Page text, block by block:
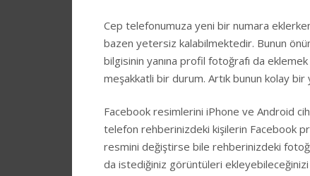
Cep telefonumuza yeni bir numara
bazen yetersiz kalabilmektedir. Bunun
bilgisinin yanına profil fotoğrafı da
meşakkatli bir durum. Artık bunun kolay bir
Facebook resimlerini iPhone ve Android
telefon rehberinizdeki kişilerin Facebook
resmini değiştirse bile rehberinizdeki
da istediğiniz görüntüleri ekleyebileceğinizi